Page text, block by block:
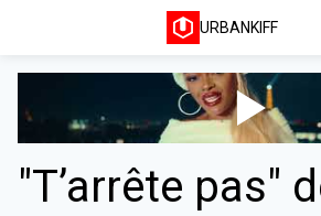
URBANKIFF
"T’arrête pas"